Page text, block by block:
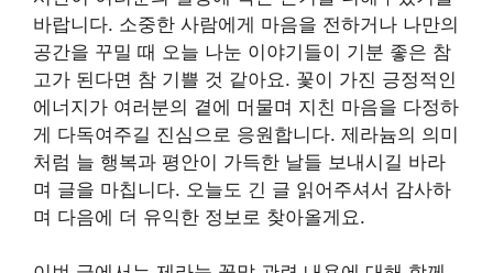
바랍니다. 소중한 사람에게 마음을 전하거나 나만의
공간을 꾸밀 때 오늘 나눈 이야기들이 기분 좋은 참
고가 된다면 참 기쁠 것 같아요. 꽃이 가진 긍정적인
에너지가 여러분의 곁에 머물며 지친 마음을 다정하
게 다독여주길 진심으로 응원합니다. 제라늄의 의미
처럼 늘 행복과 평안이 가득한 날들 보내시길 바라
며 글을 마칩니다. 오늘도 긴 글 읽어주셔서 감사하
며 다음에 더 유익한 정보로 찾아올게요.